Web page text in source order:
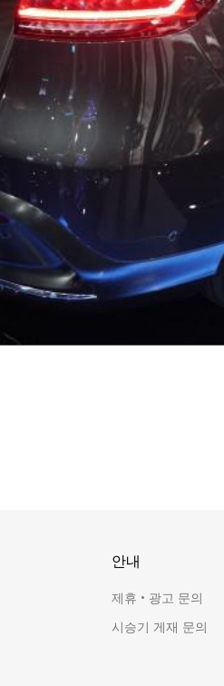
안내
제휴 • 광고 문의
시승기 게재 문의